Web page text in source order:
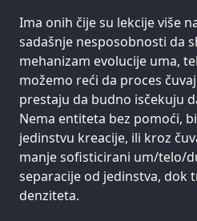
Ima onih čije su lekcije više
sadašnje nesposobnosti da
mehanizam evolucije uma,
možemo reći da proces
prestaju da budno isčekuju
Nema entiteta bez pomoći,
jedinstvu kreacije, ili kroz
manje sofisticirani um/telo/
separacije od jedinstva, dok
denziteta.